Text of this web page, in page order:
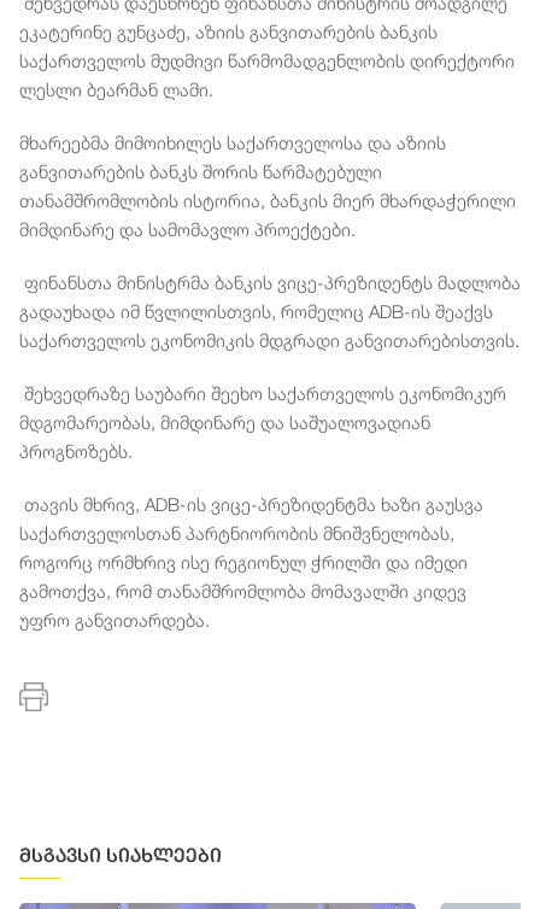
ეკატერინე გუნცაძე, აზიის განვითარების ბანკის
საქართველოს მუდმივი წარმომადგენლობის დირექტორი
ლესლი ბეარმან ლამი.
მხარეებმა მიმოიხილეს საქართველოსა და აზიის
განვითარების ბანკს შორის წარმატებული
თანამშრომლობის ისტორია, ბანკის მიერ მხარდაჭერილი
მიმდინარე და სამომავლო პროექტები.
ფინანსთა მინისტრმა ბანკის ვიცე-პრეზიდენტს მადლობა
გადაუხადა იმ წვლილისთვის, რომელიც ADB-ის შეაქვს
საქართველოს ეკონომიკის მდგრადი განვითარებისთვის.
შეხვედრაზე საუბარი შეეხო საქართველოს ეკონომიკურ
მდგომარეობას, მიმდინარე და საშუალოვადიან
პროგნოზებს.
თავის მხრივ, ADB-ის ვიცე-პრეზიდენტმა ხაზი გაუსვა
საქართველოსთან პარტნიორობის მნიშვნელობას,
როგორც ორმხრივ ისე რეგიონულ ჭრილში და იმედი
გამოთქვა, რომ თანამშრომლობა მომავალში კიდევ
უფრო განვითარდება.
მსგავსი სიახლეები